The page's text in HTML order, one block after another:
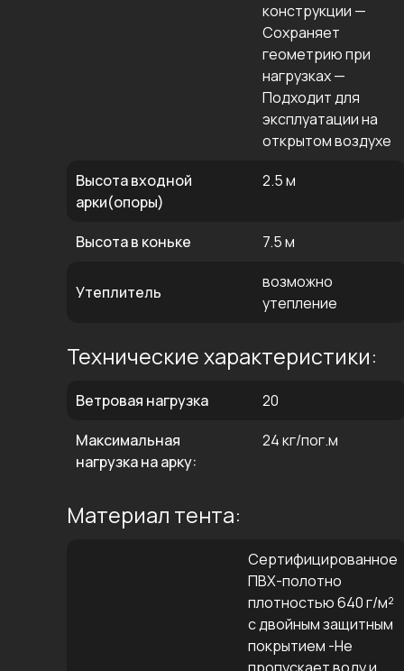
конструкции —
Сохраняет
геометрию при
нагрузках —
Подходит для
эксплуатации на
открытом воздухе
Высота входной
арки(опоры)
2.5 м
Высота в коньке 7.5 м
Утеплитель
возможно
утепление
Технические характеристики:
Ветровая нагрузка
20
Максимальная
нагрузка на арку:
24 кг/пог.м
Материал тента:
Сертифицированное
ПВХ-полотно
плотностью 640 г/м²
с двойным защитным
покрытием -Не